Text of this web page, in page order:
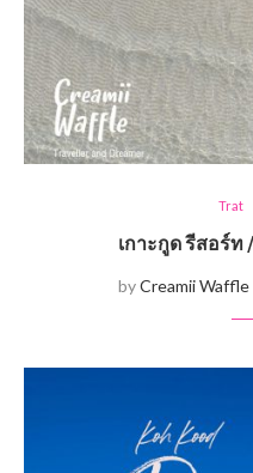
Trat
เกาะกูด รีสอร์
byCreamii Waffle